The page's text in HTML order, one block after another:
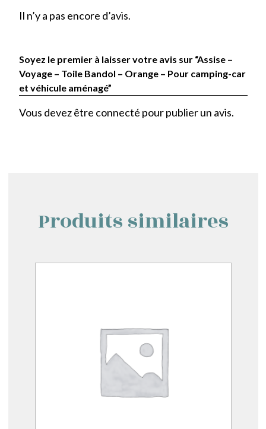
Il n’y a pas encore d’avis.
Soyez le premier à laisser votre avis sur “Assise –
Voyage – Toile Bandol – Orange – Pour camping-car
et véhicule aménagé”
Vous devez être connecté pour publier un avis.
Produits similaires